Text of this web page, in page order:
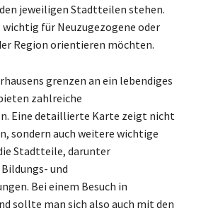
jeweiligen Stadtteilen stehen.
wichtig für Neuzugezogene oder
Region orientieren möchten.
grenzen an ein lebendiges
zahlreiche
Eine detaillierte Karte zeigt nicht
sondern auch weitere wichtige
Stadtteile, darunter
und
Bei einem Besuch in
sollte man sich also auch mit den